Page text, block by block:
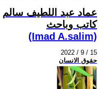
عماد عبد اللطيف سالم
كاتب وباحث
(Imad A.salim)
2022 / 9 / 15
حقوق الانسان